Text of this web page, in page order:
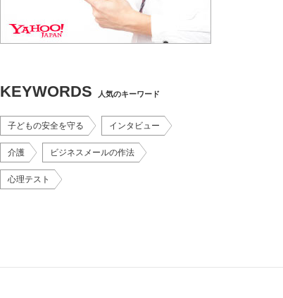
KEYWORDS 人気のキーワード
子どもの安全を守る インタビュー
介護 ビジネスメールの作法
心理テスト